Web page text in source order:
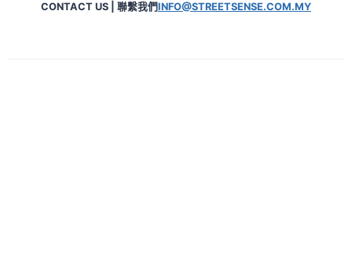
CONTACT US | 聯繫我們INFO@STREETSENSE.COM.MY